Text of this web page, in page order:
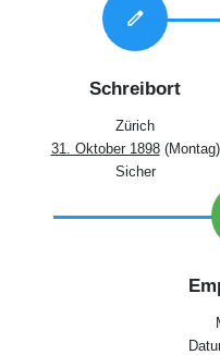
edit
Schreibort
Zürich
31. Oktober 1898(Montag)
Sicher